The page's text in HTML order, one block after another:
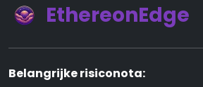
EthereonEdge
Belangrijke risiconota: